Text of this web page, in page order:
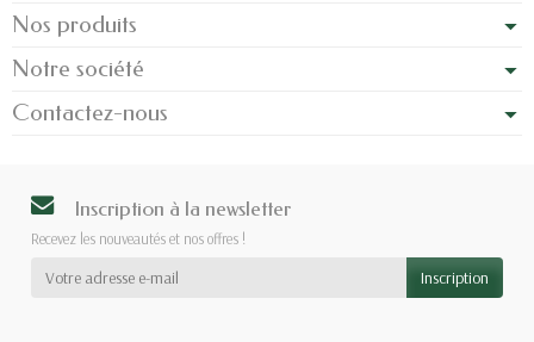
Nos produits
Notre société
Contactez-nous
Inscription à la newsletter
Recevez les nouveautés et nos offres !